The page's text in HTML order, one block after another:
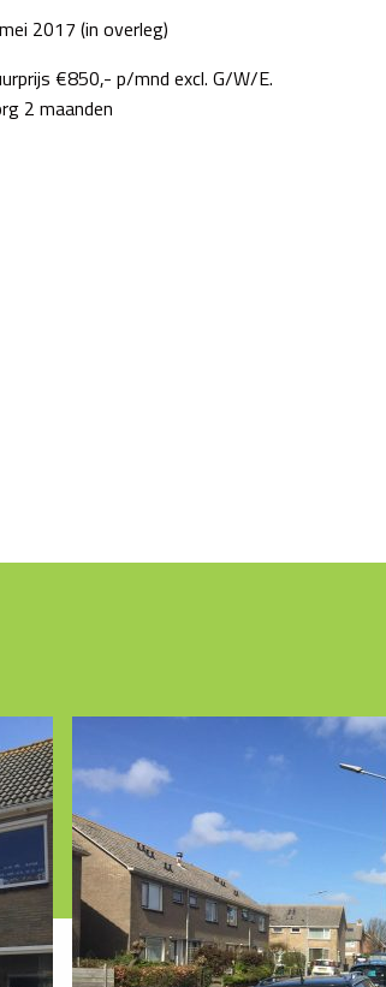
2017 (in overleg)
€850,- p/mnd excl. G/W/E.
2 maanden